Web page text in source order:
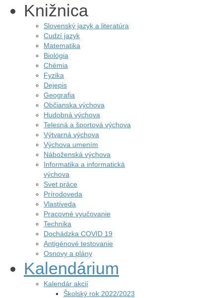
Knižnica
Slovenský jazyk a literatúra
Cudzí jazyk
Matematika
Biológia
Chémia
Fyzika
Dejepis
Geografia
Občianska výchova
Hudobná výchova
Telesná a športová výchova
Výtvarná výchova
Výchova umením
Náboženská výchova
Informatika a informatická
výchova
Svet práce
Prírodoveda
Vlastiveda
Pracovné vyučovanie
Technika
Dochádzka COVID 19
Antigénové testovanie
Osnovy a plány
Kalendárium
Kalendár akcií
Školský rok 2022/2023